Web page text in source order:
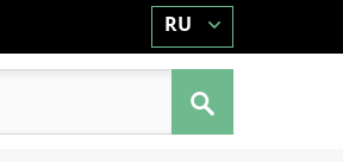
RU